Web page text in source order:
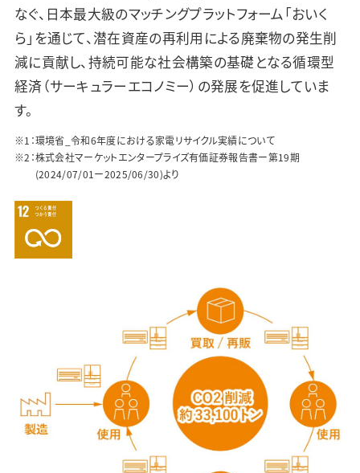
なぐ、日本最大級のマッチングプラットフォーム「おいく
ら」を通じて、潜在資産の再利用による廃棄物の発生削
減に貢献し、持続可能な社会構築の基礎となる循環型
経済（サーキュラーエコノミー）の発展を促進していま
す。
※1：環境省_令和6年度における家電リサイクル実績について
※2：株式会社マーケットエンタープライズ有価証券報告書ー第19期
(2024/07/01ー2025/06/30)より